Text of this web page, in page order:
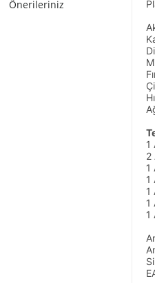
Önerileriniz
1
2
1
1
1
1
1